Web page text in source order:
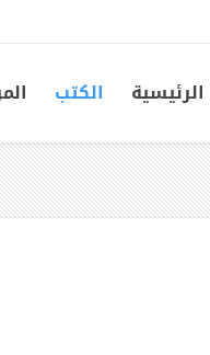
الرئيسية الكتب